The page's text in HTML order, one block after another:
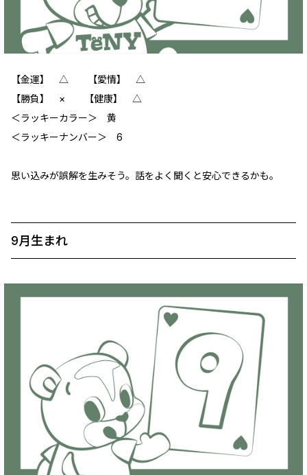
【金運】 ‪△ 【愛情】 ‪△
【勝負】 × 【健康】 ‪△
＜ラッキーカラー＞ 黄
＜ラッキーナンバー＞ 6
思い込みが誤解を生みそう。話をよく聞くと安心できるかも。
9月生まれ